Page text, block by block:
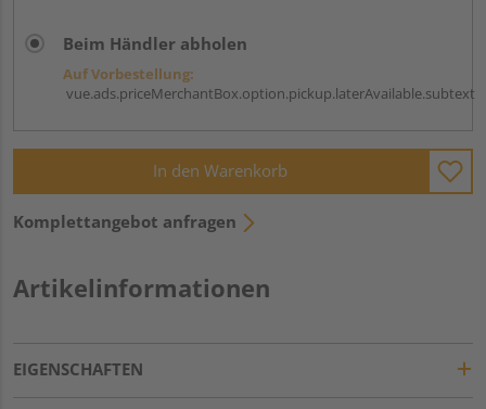
Beim Händler abholen
Auf Vorbestellung:
vue.ads.priceMerchantBox.option.pickup.laterAvailable.subtext
In den Warenkorb
Komplettangebot anfragen
Artikelinformationen
EIGENSCHAFTEN